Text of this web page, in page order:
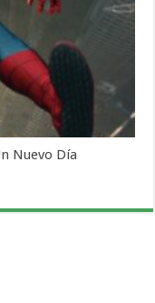
Nuevo Día